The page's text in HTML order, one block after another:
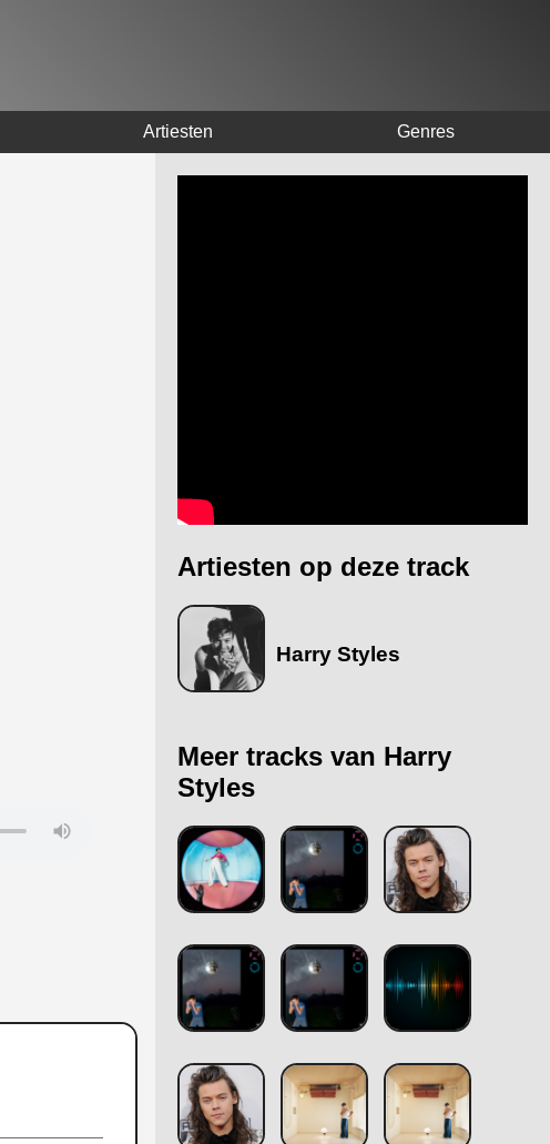
Artiesten Genres
Artiesten op deze track
Harry Styles
Meer tracks van Harry
Styles